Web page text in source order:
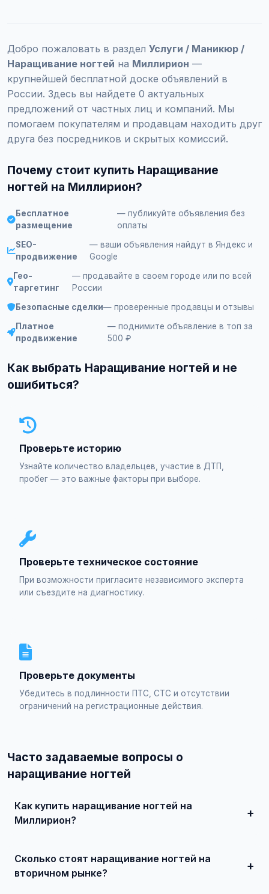
Добро пожаловать в раздел Услуги / Маникюр /
Наращивание ногтей на Миллирион —
крупнейшей бесплатной доске объявлений в
России. Здесь вы найдете 0 актуальных
предложений от частных лиц и компаний. Мы
помогаем покупателям и продавцам находить друг
друга без посредников и скрытых комиссий.
Почему стоит купить Наращивание
ногтей на Миллирион?
Бесплатное
размещение
— публикуйте объявления без
оплаты
SEO-
продвижение
— ваши объявления найдут в Яндекс и
Google
Гео-
таргетинг
— продавайте в своем городе или по всей
России
Безопасные сделки— проверенные продавцы и отзывы
Платное
продвижение
— поднимите объявление в топ за
500 ₽
Как выбрать Наращивание ногтей и не
ошибиться?
Проверьте историю
Узнайте количество владельцев, участие в ДТП,
пробег — это важные факторы при выборе.
Проверьте техническое состояние
При возможности пригласите независимого эксперта
или съездите на диагностику.
Проверьте документы
Убедитесь в подлинности ПТС, СТС и отсутствии
ограничений на регистрационные действия.
Часто задаваемые вопросы о
наращивание ногтей
Как купить наращивание ногтей на
Миллирион?
встрече и совершите сделку. Для дорогих автомобилей
рекомендуется провести независимую экспертизу.
Сколько стоят наращивание ногтей на
вторичном рынке?